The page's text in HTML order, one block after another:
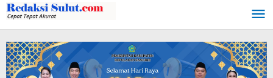
Lewati
ke
konten